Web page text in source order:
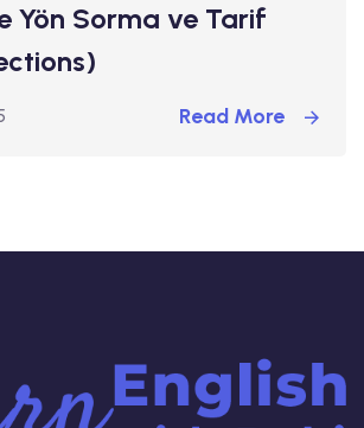
Yön Sorma ve Tarif
Read More